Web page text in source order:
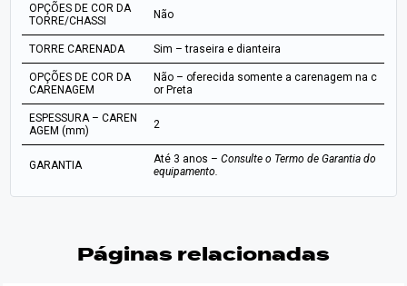
OPÇÕES DE COR DA
TORRE/CHASSI
Não
TORRE CARENADA Sim – traseira e dianteira
OPÇÕES DE COR DA
CARENAGEM
Não – oferecida somente a carenagem na c
or Preta
ESPESSURA – CAREN
AGEM (mm)
2
GARANTIA Até 3 anos –Consulte o Termo de Garantia do
equipamento.
Páginas relacionadas